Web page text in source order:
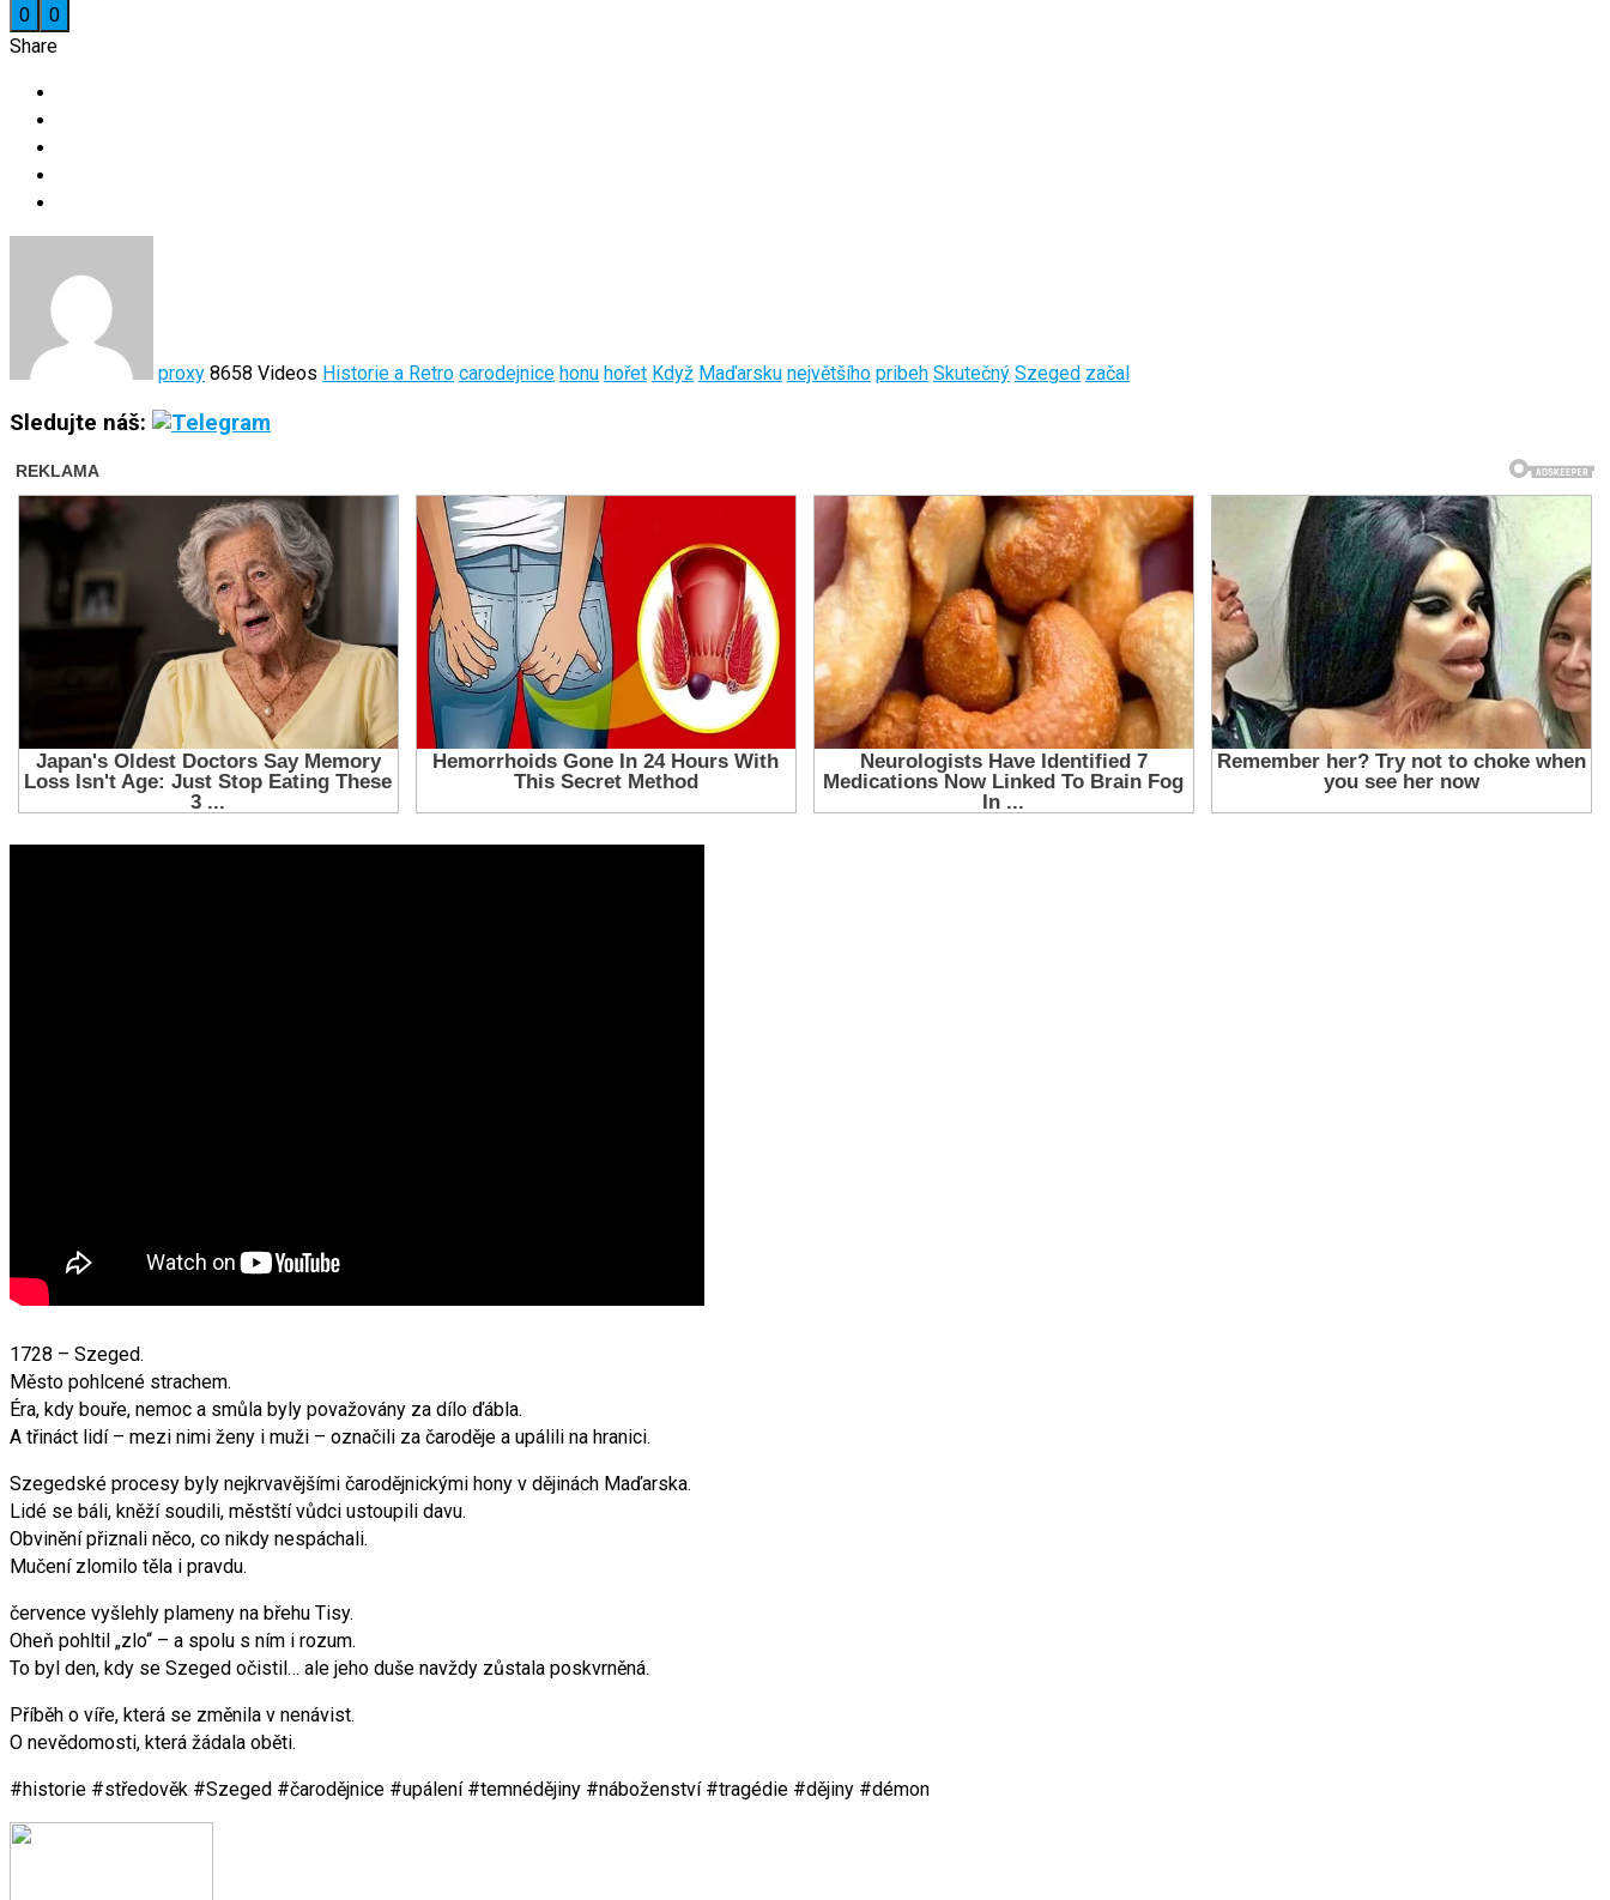
0
0
Share
proxy 8658 Videos Historie a Retro carodejnice honu hořet Když Maďarsku největšího pribeh Skutečný Szeged začal
Sledujte náš:
1728 – Szeged.
Město pohlcené strachem.
Éra, kdy bouře, nemoc a smůla byly považovány za dílo ďábla.
A třináct lidí – mezi nimi ženy i muži – označili za čaroděje a upálili na hranici.
Szegedské procesy byly nejkrvavějšími čarodějnickými hony v dějinách Maďarska.
Lidé se báli, kněží soudili, městští vůdci ustoupili davu.
Obvinění přiznali něco, co nikdy nespáchali.
Mučení zlomilo těla i pravdu.
července vyšlehly plameny na břehu Tisy.
Oheň pohltil „zlo“ – a spolu s ním i rozum.
To byl den, kdy se Szeged očistil… ale jeho duše navždy zůstala poskvrněná.
Příběh o víře, která se změnila v nenávist.
O nevědomosti, která žádala oběti.
#historie #středověk #Szeged #čarodějnice #upálení #temnédějiny #náboženství #tragédie #dějiny #démon